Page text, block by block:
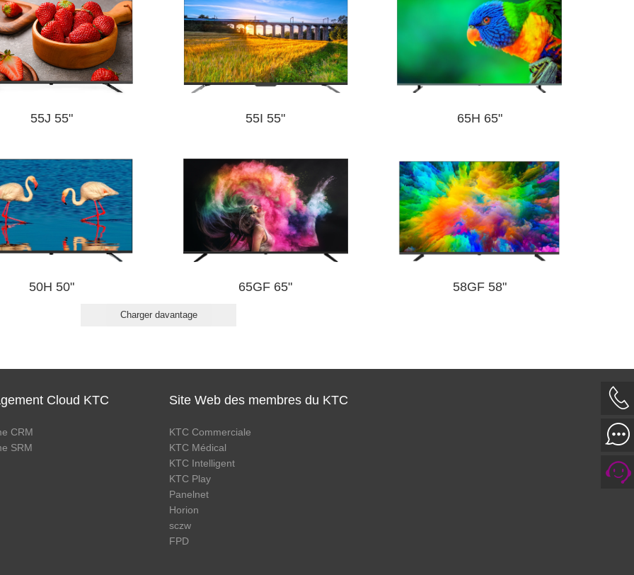
22"
55J 55" 55I 55" 65H 65"
50H 50" 65GF 65" 58GF 58"
Charger davantage
Cloud KTC
CRM
SRM
Site Web des membres du KTC
KTC Commerciale
KTC Médical
KTC Intelligent
KTC Play
Panelnet
Horion
sczw
FPD